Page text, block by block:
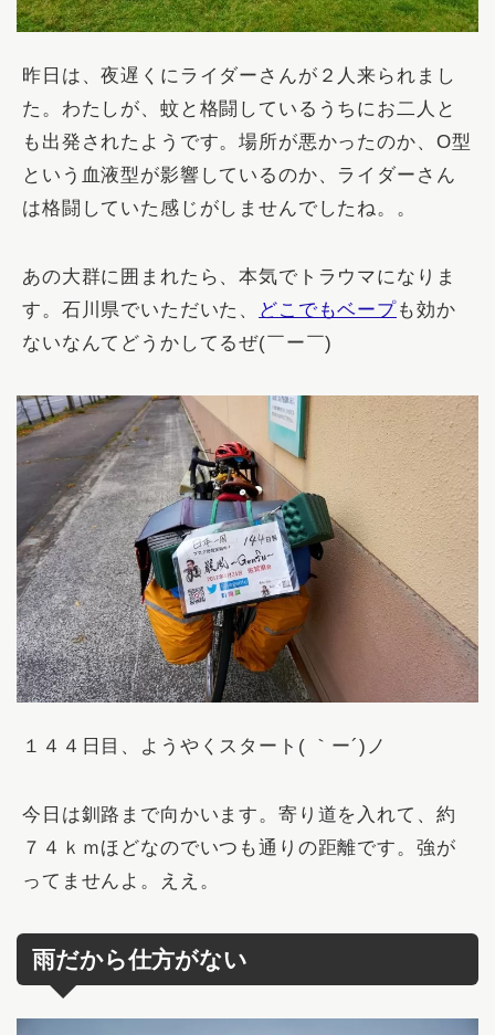
昨日は、夜遅くにライダーさんが２人来られまし
た。わたしが、蚊と格闘しているうちにお二人と
も出発されたようです。場所が悪かったのか、O型
という血液型が影響しているのか、ライダーさん
は格闘していた感じがしませんでしたね。。
あの大群に囲まれたら、本気でトラウマになりま
す。石川県でいただいた、 どこでもベープも効か
ないなんてどうかしてるぜ(￣ー￣)
１４４日目、ようやくスタート( ｀ー´)ノ
今日は釧路まで向かいます。寄り道を入れて、約
７４ｋｍほどなのでいつも通りの距離です。強が
ってませんよ。ええ。
雨だから仕方がない